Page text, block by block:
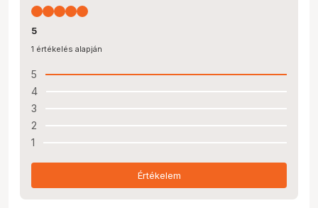
5
1 értékelés alapján
5
4
3
2
1
Értékelem